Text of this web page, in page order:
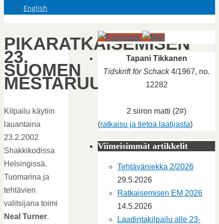
English
PIKARATKAISEMISEN
23.
SUOMEN
MESTARUUSKILPAILU
Kilpailu käytiin
lauantaina
23.2.2002
Shakkikodissa
Helsingissä.
Tuomarina ja
tehtävien
valitsijana toimi
Neal Turner.
Tapani Tikkanen
Tidskrift för Schack4/1967, no.
12282
2 siiron matti (2#)
(ratkaisu ja tietoa laatijasta)
Viimeisimmät artikkelit
Tehtäväniekka 2/2026
29.5.2026
Ratkaisemisen EM 2026
14.5.2026
Laadintakilpailu alle 23-